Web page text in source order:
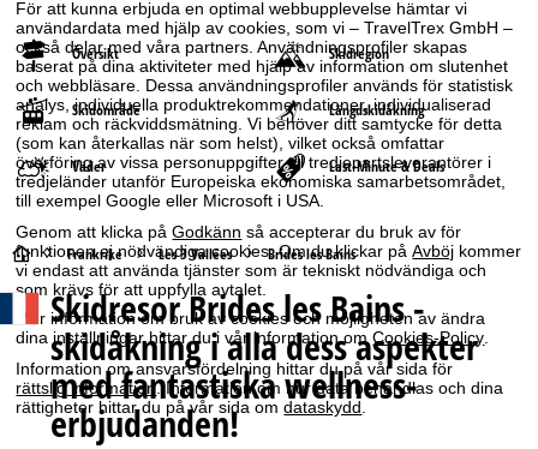
För att kunna erbjuda en optimal webbupplevelse hämtar vi
användardata med hjälp av cookies, som vi – TravelTrex GmbH –
också delar med våra partners. Användningsprofiler skapas
baserat på dina aktiviteter med hjälp av information om slutenhet
och webbläsare. Dessa användningsprofiler används för statistisk
analys, individuella produktrekommendationer, individualiserad
reklam och räckviddsmätning. Vi behöver ditt samtycke för detta
(som kan återkallas när som helst), vilket också omfattar
överföring av vissa personuppgifter till tredjepartsleverantörer i
tredjeländer utanför Europeiska ekonomiska samarbetsområdet,
till exempel Google eller Microsoft i USA.
Genom att klicka påGodkänn så accepterar du bruk av för
funktionen ej nödvändiga cookies. Om du klickar påAvböj kommer
vi endast att använda tjänster som är tekniskt nödvändiga och
som krävs för att uppfylla avtalet.
Mer information om bruk av cookies och möjligheten av ändra
dina inställningar hittar du i vår information omCookies-Policy.
Information om ansvarsfördelning hittar du på vår sida för
rättslig information. Information om hur data behandlas och dina
rättigheter hittar du på vår sida omdataskydd.
Översikt Skidregion
Skidområde Längdskidåkning
Väder Last-Minute & Deals
S
t
r
Frankrike Les 3 Vallées Brides les Bains
SkidresorBrides les Bains -
skidåkning i alla dess aspekter
med fantastiska wellness-
erbjudanden!